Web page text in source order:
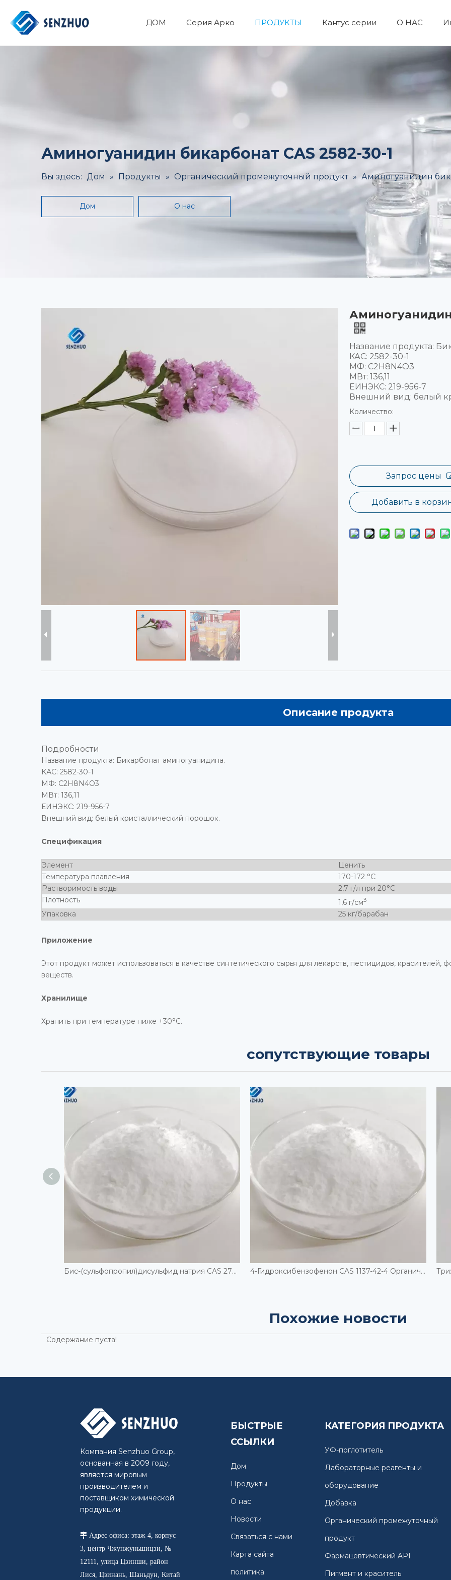
ДОМ Серия Арко ПРОДУКТЫ Кантус серии О НАС
Аминогуанидин бикарбонат CAS 2582-30-1
Вы здесь: Дом » Продукты » Органический промежуточный продукт » Аминогуанидин
Дом О нас
Аминогуанидин
Название продукта:
КАС: 2582-30-1
МФ: C2H8N4O3
МВт: 136,11
ЕИНЭКС: 219-956-7
Внешний вид: белый
Количество:
Запрос цены
Добавить в
Описание продукта
Подробности
Название продукта: Бикарбонат аминогуанидина.
КАС: 2582-30-1
МФ: C2H8N4O3
МВт: 136,11
ЕИНЭКС: 219-956-7
Внешний вид: белый кристаллический порошок.
Спецификация
Элемент
Ценить
Температура плавления
170-172 °С
Растворимость воды
2,7 г/л при 20°C
Плотность
1,6 г/см3
Упаковка 25 кг/барабан
Приложение
Этот продукт может использоваться в качестве синтетического сырья для лекарств, пестицидов, красителей,
веществ.
Хранилище
Хранить при температуре ниже +30°C.
сопутствующие товары
Бис-(сульфопропил)дисульфид натрия CAS 27206-35-5 4-Гидроксибензофенон CAS 1137-42-4 Органический синтез
Похожие новости
Содержание пуста!
Компания Senzhuo Group,
основанная в 2009 году,
является мировым
производителем и
поставщиком химической
продукции.
 Адрес офиса: этаж 4, корпус
3, центр Чжунжуньшицзи, №
12111, улица Цзинши, район
Лися, Цзинань, Шаньдун, Китай
БЫСТРЫЕ
ССЫЛКИ
Дом
Продукты
О нас
Новости
Связаться с нами
Карта сайта
политика
КАТЕГОРИЯ ПРОДУКТА
УФ-поглотитель
Лабораторные реагенты и
оборудование
Добавка
Органический промежуточный
продукт
Фармацевтический API
Пигмент и краситель